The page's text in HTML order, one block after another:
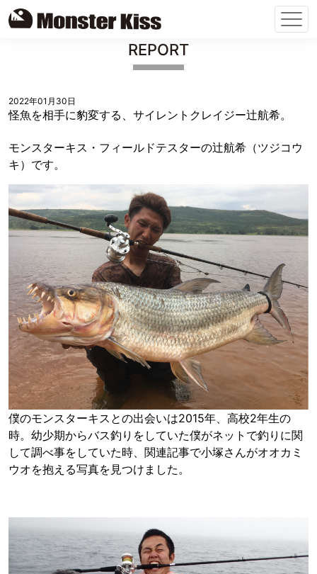
REPORT
2022年01月30日
怪魚を相手に豹変する、サイレントクレイジー辻航希。
モンスターキス・フィールドテスターの辻航希（ツジコウ
キ）です。
僕のモンスターキスとの出会いは2015年、高校2年生の
時。幼少期からバス釣りをしていた僕がネットで釣りに関
して調べ事をしていた時、関連記事で小塚さんがオオカミ
ウオを抱える写真を見つけました。